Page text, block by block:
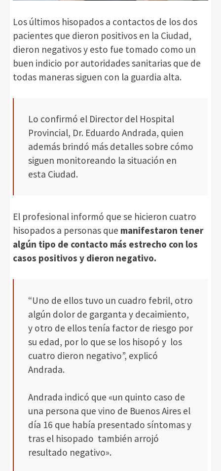
Los últimos hisopados a contactos de los dos
pacientes que dieron positivos en la Ciudad,
dieron negativos y esto fue tomado como un
buen indicio por autoridades sanitarias que de
todas maneras siguen con la guardia alta.
Lo confirmó el Director del Hospital
Provincial, Dr. Eduardo Andrada, quien
además brindó más detalles sobre cómo
siguen monitoreando la situación en
esta Ciudad.
El profesional informó que se hicieron cuatro
hisopados a personas que manifestaron tener
algún tipo de contacto más estrecho con los
casos positivos y dieron negativo.
“Uno de ellos tuvo un cuadro febril, otro
algún dolor de garganta y decaimiento,
y otro de ellos tenía factor de riesgo por
su edad, por lo que se los hisopó y los
cuatro dieron negativo”, explicó
Andrada.
Andrada indicó que «un quinto caso de
una persona que vino de Buenos Aires el
día 16 que había presentado síntomas y
tras el hisopado también arrojó
resultado negativo».